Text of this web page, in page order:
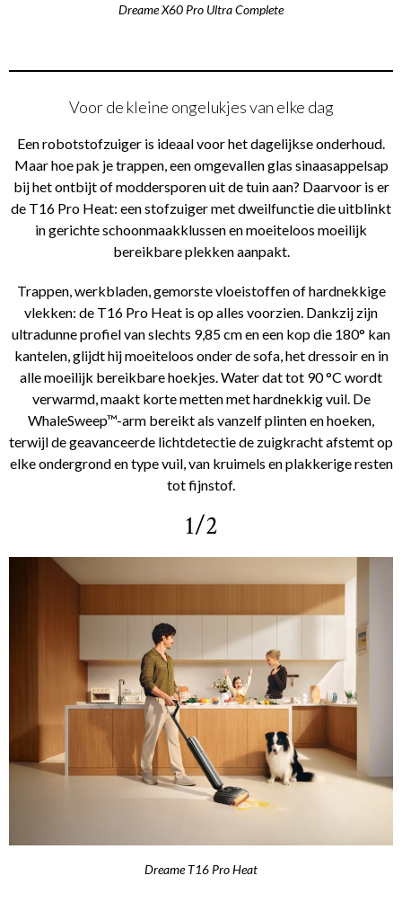
Dreame X60 Pro Ultra Complete
Voor de kleine ongelukjes van elke dag
Een robotstofzuiger is ideaal voor het dagelijkse onderhoud.
Maar hoe pak je trappen, een omgevallen glas sinaasappelsap
bij het ontbijt of moddersporen uit de tuin aan? Daarvoor is er
de T16 Pro Heat: een stofzuiger met dweilfunctie die uitblinkt
in gerichte schoonmaakklussen en moeiteloos moeilijk
bereikbare plekken aanpakt.
Trappen, werkbladen, gemorste vloeistoffen of hardnekkige
vlekken: de T16 Pro Heat is op alles voorzien. Dankzij zijn
ultradunne profiel van slechts 9,85 cm en een kop die 180° kan
kantelen, glijdt hij moeiteloos onder de sofa, het dressoir en in
alle moeilijk bereikbare hoekjes. Water dat tot 90 °C wordt
verwarmd, maakt korte metten met hardnekkig vuil. De
WhaleSweep™-arm bereikt als vanzelf plinten en hoeken,
terwijl de geavanceerde lichtdetectie de zuigkracht afstemt op
elke ondergrond en type vuil, van kruimels en plakkerige resten
tot fijnstof.
1/2
Dreame T16 Pro Heat